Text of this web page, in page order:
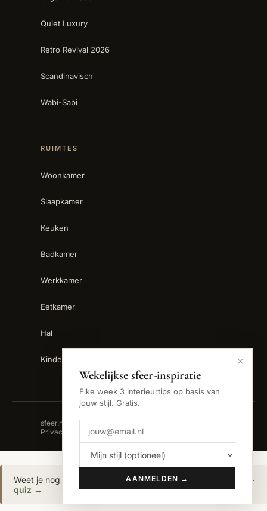
Quiet Luxury
Retro Revival 2026
Scandinavisch
Wabi-Sabi
RUIMTES
Woonkamer
Slaapkamer
Keuken
Badkamer
Werkkamer
Eetkamer
Hal
Kinderkamer
sfeer.nu is een handelsnaam van Backslash B.V. ·
Privacy
×
Wekelijkse sfeer-inspiratie
Elke week 3 interieurtips op basis van
jouw stijl. Gratis.
AANMELDEN →
Weet je nog niet welke interieurstijl bij jou past?
Doe de sfeer-
quiz →